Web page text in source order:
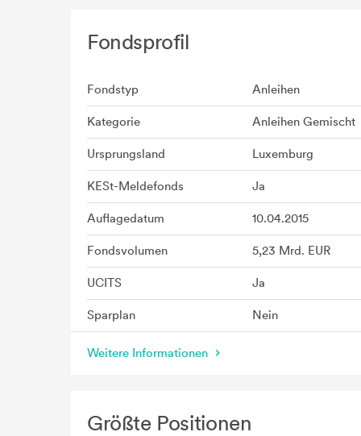
Fondsprofil
Fondstyp Anleihen
Kategorie Anleihen Gemischt
Ursprungsland Luxemburg
KESt-Meldefonds Ja
Auflagedatum 10.04.2015
Fondsvolumen 5,23 Mrd. EUR
UCITS Ja
Sparplan Nein
Weitere Informationen
Größte Positionen